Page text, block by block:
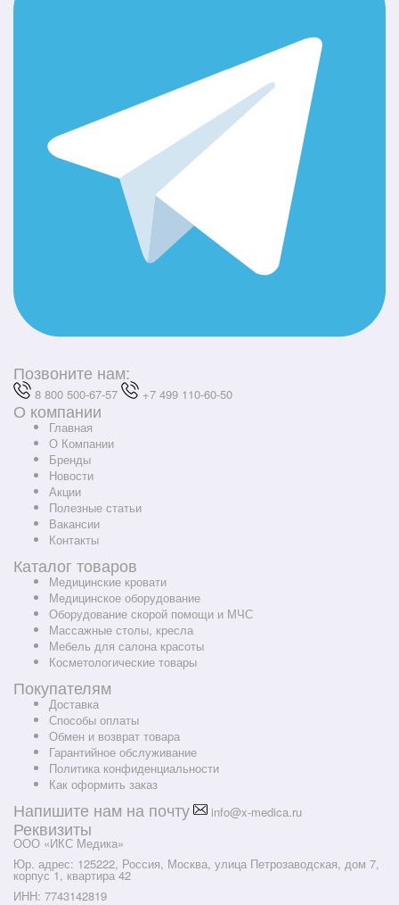
Позвоните нам:
8 800 500-67-57 +7 499 110-60-50
О компании
Главная
О Компании
Бренды
Новости
Акции
Полезные статьи
Вакансии
Контакты
Каталог товаров
Медицинские кровати
Медицинское оборудование
Оборудование скорой помощи и МЧС
Массажные столы, кресла
Мебель для салона красоты
Косметологические товары
Покупателям
Доставка
Способы оплаты
Обмен и возврат товара
Гарантийное обслуживание
Политика конфиденциальности
Как оформить заказ
Напишите нам на почту info@x-medica.ru
Реквизиты
ООО «ИКС Медика»
Юр. адрес: 125222, Россия, Москва, улица Петрозаводская, дом 7,
корпус 1, квартира 42
ИНН: 7743142819